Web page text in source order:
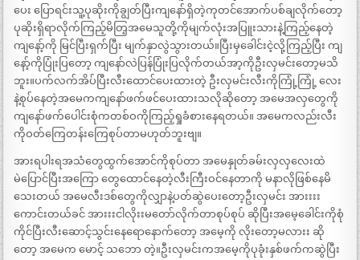
ပေး ပြောရင်းသူ့ပုဆိုးကိုချွတ်ပြီးကျနော်ရှိတဲ့ကုတင်အောက်ပစ်ချလိုက်တော့
ပုဆိုးရှိရာလိုက်ကြည့်မိတြ့အမေသူတို့ကိုမျက်လုံးအပြူးသားနဲ့ကြည့်နေတဲ့
ကျနော့်ကို မြင်ပြီးရှက်ပြီး မျက်နှာလွဲသွားတယ်။ပြီးမှခေါင်းငဲ့လို့ကြည့်ပြီး ကျ
နော့်ကိုပြုံးပြတော့ ကျနော်လဲပြန်ပြုံးပြလိုက်တယ်အာ့ကိုဦးလှမင်းတော့မသိ
ဘူး။ပက်လက်အိပ်ပြီးလီးထောင်ပေးထားတဲ့ ဦးလှမင်းလီးကိုကြုံ့ကြုံ့ လေး
နဲ့စုပ်နေတဲ့အမေကကျနော်ဖက်ဖင်ပေးထားသလိုဆိုတော့ အမေအလှတွေကို
ကျနော်ဖက်ပေါင်းစုံကတစ်ဝကိုကြည့်ရှုခံစားနေရတယ်။ အမေကလည်းလီး
ကိုဝတ်ကြေတန်းကြေစုပ်တာမဟုတ်ဘူးဗျ။
အားရပါးရအသံတွေထွက်အောင်ကိုစုပ်တာ အမေနှုတ်ခမ်းလှလှလေးထဲ
မဲပြောင်ပြီးအကြော တွေထောင်နေတဲ့လီးကြီးဝင်နေတာကို မနာလိုဖြစ်နေမိ
သေးတယ် အမေလီးဒစ်တွေကိုလျှာနဲ့ပတ်ဆွဲပေးတော့ဦးလှမင်း အားးးး
ကောင်းတယ်ခင် အားးးငါလိုးးမတော်လိုက်တာစုပ်စုပ် ဆိုပြီးအမေ့ခေါင်းကိုစုံ
ကိုင်ပြီးလီးဆောင့်သွင်းနေရောနောက်တော့ အမေ့ကို လိုးတော့မလားး ဆို
တော့ အမေက မောင့် သဘော တဲ့။ဦးလှမင်းကအမေ့ကိုပုခုံးနှစ်ဖက်ကဆွဲပြီး